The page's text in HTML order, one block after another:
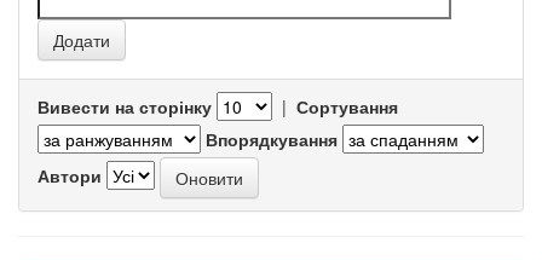
Вивести на сторінку | Сортування
Впорядкування
Автори